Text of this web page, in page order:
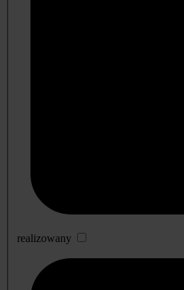
realizowany